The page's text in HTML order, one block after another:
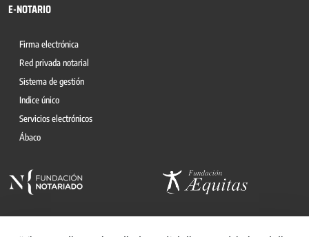
E-NOTARIO
Firma electrónica
Red privada notarial
Sistema de gestión
Indice único
Servicios electrónicos
Ábaco